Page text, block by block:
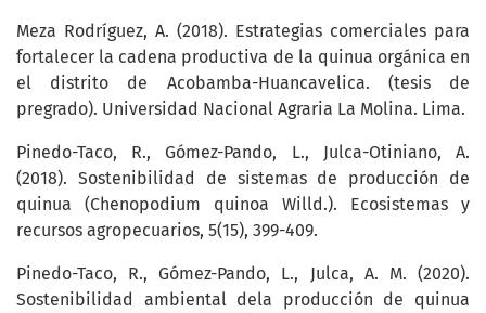
Meza Rodríguez, A. (2018). Estrategias comerciales para
fortalecer la cadena productiva de la quinua orgánica en
el distrito de Acobamba-Huancavelica. (tesis de
pregrado). Universidad Nacional Agraria La Molina. Lima.
Pinedo-Taco, R., Gómez-Pando, L., Julca-Otiniano, A.
(2018). Sostenibilidad de sistemas de producción de
quinua (Chenopodium quinoa Willd.). Ecosistemas y
recursos agropecuarios, 5(15), 399-409.
Pinedo-Taco, R., Gómez-Pando, L., Julca, A. M. (2020).
Sostenibilidad ambiental dela producción de quinua